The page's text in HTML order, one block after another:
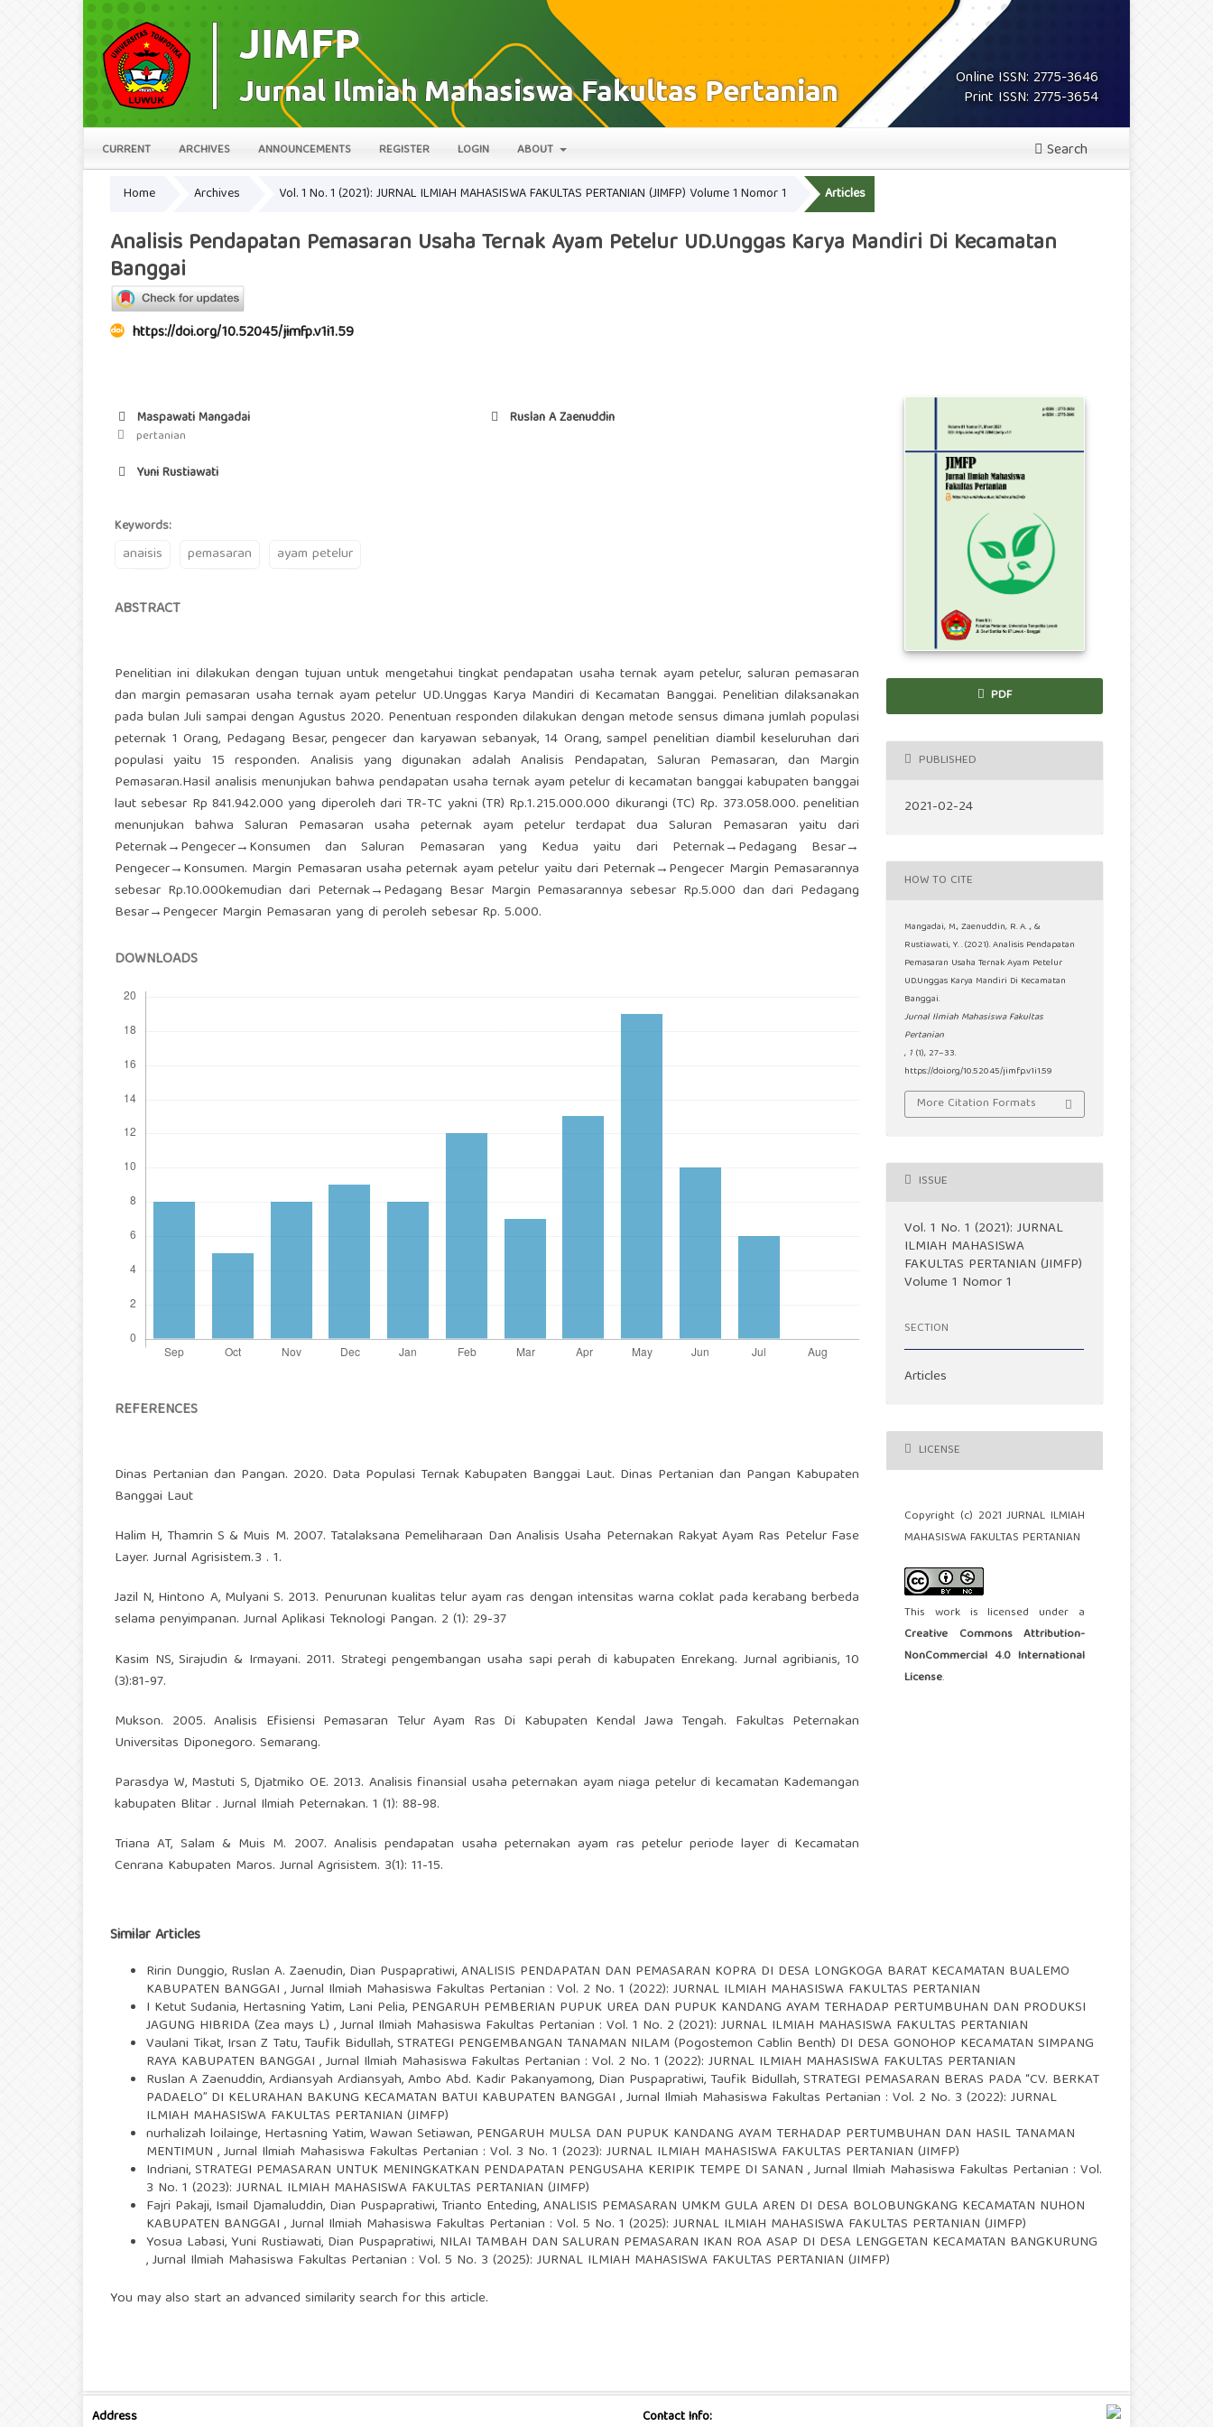
Online ISSN: 2775-3646
Print ISSN: 2775-3654
CURRENT ARCHIVES ANNOUNCEMENTS REGISTER LOGIN ABOUT Search
Home Archives Vol. 1 No. 1 (2021): JURNAL ILMIAH MAHASISWA FAKULTAS PERTANIAN (JIMFP) Volume 1 Nomor 1 Articles
Analisis Pendapatan Pemasaran Usaha Ternak Ayam Petelur UD.Unggas Karya Mandiri Di Kecamatan
Banggai
https://doi.org/10.52045/jimfp.v1i1.59
Maspawati Mangadai
pertanian
Ruslan A Zaenuddin
Yuni Rustiawati
Keywords:
anaisis pemasaran ayam petelur
ABSTRACT
Penelitian ini dilakukan dengan tujuan untuk mengetahui tingkat pendapatan usaha ternak ayam petelur, saluran pemasaran
dan margin pemasaran usaha ternak ayam petelur UD.Unggas Karya Mandiri di Kecamatan Banggai. Penelitian dilaksanakan
pada bulan Juli sampai dengan Agustus 2020. Penentuan responden dilakukan dengan metode sensus dimana jumlah populasi
peternak 1 Orang, Pedagang Besar, pengecer dan karyawan sebanyak, 14 Orang, sampel penelitian diambil keseluruhan dari
populasi yaitu 15 responden. Analisis yang digunakan adalah Analisis Pendapatan, Saluran Pemasaran, dan Margin
Pemasaran.Hasil analisis menunjukan bahwa pendapatan usaha ternak ayam petelur di kecamatan banggai kabupaten banggai
laut sebesar Rp 841.942.000 yang diperoleh dari TR-TC yakni (TR) Rp.1.215.000.000 dikurangi (TC) Rp. 373.058.000. penelitian
menunjukan bahwa Saluran Pemasaran usaha peternak ayam petelur terdapat dua Saluran Pemasaran yaitu dari
Peternak→Pengecer→Konsumen dan Saluran Pemasaran yang Kedua yaitu dari Peternak→Pedagang Besar→
Pengecer→Konsumen. Margin Pemasaran usaha peternak ayam petelur yaitu dari Peternak→Pengecer Margin Pemasarannya
sebesar Rp.10.000kemudian dari Peternak→Pedagang Besar Margin Pemasarannya sebesar Rp.5.000 dan dari Pedagang
Besar→Pengecer Margin Pemasaran yang di peroleh sebesar Rp. 5.000.
DOWNLOADS
REFERENCES
Dinas Pertanian dan Pangan. 2020. Data Populasi Ternak Kabupaten Banggai Laut. Dinas Pertanian dan Pangan Kabupaten
Banggai Laut
Halim H, Thamrin S & Muis M. 2007. Tatalaksana Pemeliharaan Dan Analisis Usaha Peternakan Rakyat Ayam Ras Petelur Fase
Layer. Jurnal Agrisistem.3 . 1.
Jazil N, Hintono A, Mulyani S. 2013. Penurunan kualitas telur ayam ras dengan intensitas warna coklat pada kerabang berbeda
selama penyimpanan. Jurnal Aplikasi Teknologi Pangan. 2 (1): 29-37
Kasim NS, Sirajudin & Irmayani. 2011. Strategi pengembangan usaha sapi perah di kabupaten Enrekang. Jurnal agribianis, 10
(3):81-97.
Mukson. 2005. Analisis Efisiensi Pemasaran Telur Ayam Ras Di Kabupaten Kendal Jawa Tengah. Fakultas Peternakan
Universitas Diponegoro. Semarang.
Parasdya W, Mastuti S, Djatmiko OE. 2013. Analisis finansial usaha peternakan ayam niaga petelur di kecamatan Kademangan
kabupaten Blitar . Jurnal Ilmiah Peternakan. 1 (1): 88-98.
Triana AT, Salam & Muis M. 2007. Analisis pendapatan usaha peternakan ayam ras petelur periode layer di Kecamatan
Cenrana Kabupaten Maros. Jurnal Agrisistem. 3(1): 11-15.
PDF
PUBLISHED
2021-02-24
HOW TO CITE
Mangadai, M., Zaenuddin, R. A. ., &
Rustiawati, Y. . (2021). Analisis Pendapatan
Pemasaran Usaha Ternak Ayam Petelur
UD.Unggas Karya Mandiri Di Kecamatan
Banggai.
Jurnal Ilmiah Mahasiswa Fakultas
Pertanian
, 1 (1), 27–33.
https://doi.org/10.52045/jimfp.v1i1.59
More Citation Formats
ISSUE
Vol. 1 No. 1 (2021): JURNAL
ILMIAH MAHASISWA
FAKULTAS PERTANIAN (JIMFP)
Volume 1 Nomor 1
SECTION
Articles
LICENSE
Copyright (c) 2021 JURNAL ILMIAH
MAHASISWA FAKULTAS PERTANIAN
This work is licensed under a
Creative Commons Attribution-
NonCommercial 4.0 International
License.
Similar Articles
Ririn Dunggio, Ruslan A. Zaenudin, Dian Puspapratiwi,ANALISIS PENDAPATAN DAN PEMASARAN KOPRA DI DESA LONGKOGA BARAT KECAMATAN BUALEMO
KABUPATEN BANGGAI ,Jurnal Ilmiah Mahasiswa Fakultas Pertanian : Vol. 2 No. 1 (2022): JURNAL ILMIAH MAHASISWA FAKULTAS PERTANIAN
I Ketut Sudania, Hertasning Yatim, Lani Pelia, PENGARUH PEMBERIAN PUPUK UREA DAN PUPUK KANDANG AYAM TERHADAP PERTUMBUHAN DAN PRODUKSI
JAGUNG HIBRIDA (Zea mays L) ,Jurnal Ilmiah Mahasiswa Fakultas Pertanian : Vol. 1 No. 2 (2021): JURNAL ILMIAH MAHASISWA FAKULTAS PERTANIAN
Vaulani Tikat, Irsan Z Tatu, Taufik Bidullah,STRATEGI PENGEMBANGAN TANAMAN NILAM (Pogostemon Cablin Benth) DI DESA GONOHOP KECAMATAN SIMPANG
RAYA KABUPATEN BANGGAI ,Jurnal Ilmiah Mahasiswa Fakultas Pertanian : Vol. 2 No. 1 (2022): JURNAL ILMIAH MAHASISWA FAKULTAS PERTANIAN
Ruslan A Zaenuddin, Ardiansyah Ardiansyah, Ambo Abd. Kadir Pakanyamong, Dian Puspapratiwi, Taufik Bidullah,STRATEGI PEMASARAN BERAS PADA “CV. BERKAT
PADAELO” DI KELURAHAN BAKUNG KECAMATAN BATUI KABUPATEN BANGGAI ,Jurnal Ilmiah Mahasiswa Fakultas Pertanian : Vol. 2 No. 3 (2022): JURNAL
ILMIAH MAHASISWA FAKULTAS PERTANIAN (JIMFP)
nurhalizah loilainge, Hertasning Yatim, Wawan Setiawan, PENGARUH MULSA DAN PUPUK KANDANG AYAM TERHADAP PERTUMBUHAN DAN HASIL TANAMAN
MENTIMUN ,Jurnal Ilmiah Mahasiswa Fakultas Pertanian : Vol. 3 No. 1 (2023): JURNAL ILMIAH MAHASISWA FAKULTAS PERTANIAN (JIMFP)
Indriani,STRATEGI PEMASARAN UNTUK MENINGKATKAN PENDAPATAN PENGUSAHA KERIPIK TEMPE DI SANAN ,Jurnal Ilmiah Mahasiswa Fakultas Pertanian : Vol.
3 No. 1 (2023): JURNAL ILMIAH MAHASISWA FAKULTAS PERTANIAN (JIMFP)
Fajri Pakaji, Ismail Djamaluddin, Dian Puspapratiwi, Trianto Enteding,ANALISIS PEMASARAN UMKM GULA AREN DI DESA BOLOBUNGKANG KECAMATAN NUHON
KABUPATEN BANGGAI ,Jurnal Ilmiah Mahasiswa Fakultas Pertanian : Vol. 5 No. 1 (2025): JURNAL ILMIAH MAHASISWA FAKULTAS PERTANIAN (JIMFP)
Yosua Labasi, Yuni Rustiawati, Dian Puspapratiwi, NILAI TAMBAH DAN SALURAN PEMASARAN IKAN ROA ASAP DI DESA LENGGETAN KECAMATAN BANGKURUNG
,Jurnal Ilmiah Mahasiswa Fakultas Pertanian : Vol. 5 No. 3 (2025): JURNAL ILMIAH MAHASISWA FAKULTAS PERTANIAN (JIMFP)
You may also start an advanced similarity search for this article.
Address Contact Info: